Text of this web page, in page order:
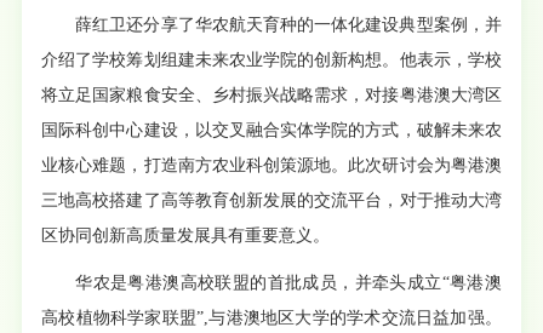
薛红卫还分享了华农航天育种的一体化建设典型案例，并
介绍了学校筹划组建未来农业学院的创新构想。他表示，学校
将立足国家粮食安全、乡村振兴战略需求，对接粤港澳大湾区
国际科创中心建设，以交叉融合实体学院的方式，破解未来农
业核心难题，打造南方农业科创策源地。此次研讨会为粤港澳
三地高校搭建了高等教育创新发展的交流平台，对于推动大湾
区协同创新高质量发展具有重要意义。
华农是粤港澳高校联盟的首批成员，并牵头成立“粤港澳
高校植物科学家联盟”,与港澳地区大学的学术交流日益加强。